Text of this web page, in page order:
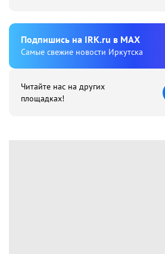
Подпишиcь на IRK.ru в MAX
Cамые свежие новости Иркутска
Читайте нас на других
площадках!